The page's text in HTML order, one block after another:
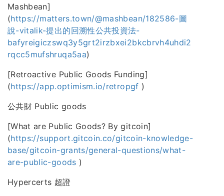
Mashbean]
(https://matters.town/@mashbean/182586-圖
說-vitalik-提出的回溯性公共投資法-
bafyreigiczswq3y5grt2irzbxei2bkcbrvh4uhdi2
rqcc5mufshruqa5aa)
[Retroactive Public Goods Funding]
(https://app.optimism.io/retropgf )
公共財 Public goods
[What are Public Goods? By gitcoin]
(https://support.gitcoin.co/gitcoin-knowledge-
base/gitcoin-grants/general-questions/what-
are-public-goods )
Hypercerts 超證